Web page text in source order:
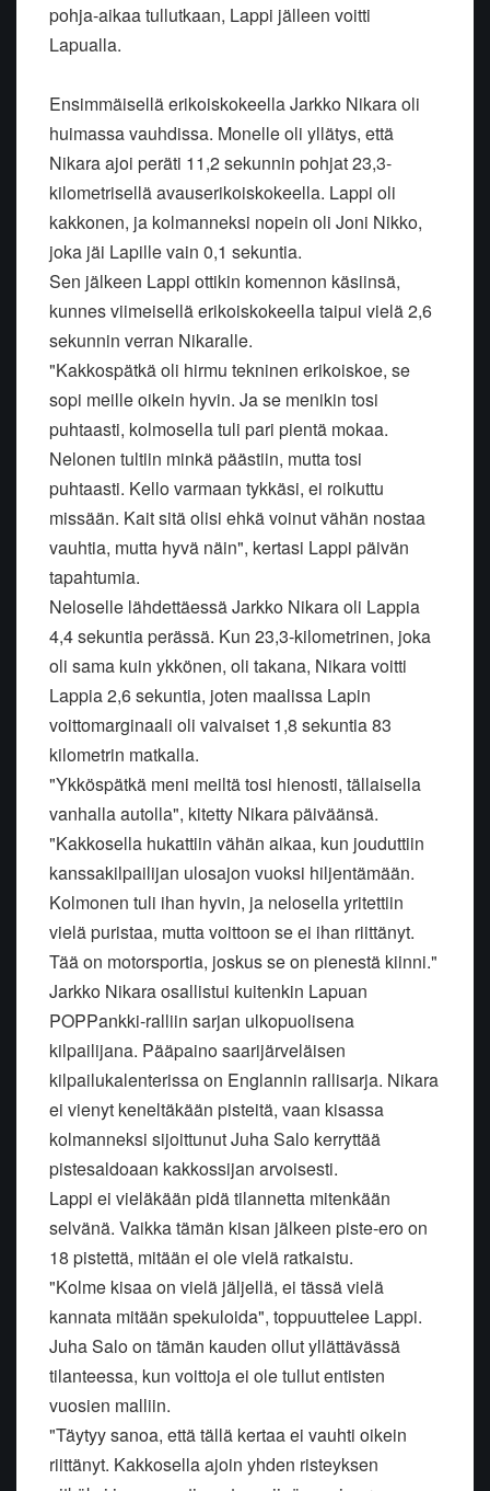
pohja-aikaa tullutkaan, Lappi jälleen voitti
Lapualla.
Ensimmäisellä erikoiskokeella Jarkko Nikara oli
huimassa vauhdissa. Monelle oli yllätys, että
Nikara ajoi peräti 11,2 sekunnin pohjat 23,3-
kilometrisellä avauserikoiskokeella. Lappi oli
kakkonen, ja kolmanneksi nopein oli Joni Nikko,
joka jäi Lapille vain 0,1 sekuntia.
Sen jälkeen Lappi ottikin komennon käsiinsä,
kunnes viimeisellä erikoiskokeella taipui vielä 2,6
sekunnin verran Nikaralle.
"Kakkospätkä oli hirmu tekninen erikoiskoe, se
sopi meille oikein hyvin. Ja se menikin tosi
puhtaasti, kolmosella tuli pari pientä mokaa.
Nelonen tultiin minkä päästiin, mutta tosi
puhtaasti. Kello varmaan tykkäsi, ei roikuttu
missään. Kait sitä olisi ehkä voinut vähän nostaa
vauhtia, mutta hyvä näin", kertasi Lappi päivän
tapahtumia.
Neloselle lähdettäessä Jarkko Nikara oli Lappia
4,4 sekuntia perässä. Kun 23,3-kilometrinen, joka
oli sama kuin ykkönen, oli takana, Nikara voitti
Lappia 2,6 sekuntia, joten maalissa Lapin
voittomarginaali oli vaivaiset 1,8 sekuntia 83
kilometrin matkalla.
"Ykköspätkä meni meiltä tosi hienosti, tällaisella
vanhalla autolla", kitetty Nikara päiväänsä.
"Kakkosella hukattiin vähän aikaa, kun jouduttiin
kanssakilpailijan ulosajon vuoksi hiljentämään.
Kolmonen tuli ihan hyvin, ja nelosella yritettiin
vielä puristaa, mutta voittoon se ei ihan riittänyt.
Tää on motorsportia, joskus se on pienestä kiinni."
Jarkko Nikara osallistui kuitenkin Lapuan
POPPankki-ralliin sarjan ulkopuolisena
kilpailijana. Pääpaino saarijärveläisen
kilpailukalenterissa on Englannin rallisarja. Nikara
ei vienyt keneltäkään pisteitä, vaan kisassa
kolmanneksi sijoittunut Juha Salo kerryttää
pistesaldoaan kakkossijan arvoisesti.
Lappi ei vieläkään pidä tilannetta mitenkään
selvänä. Vaikka tämän kisan jälkeen piste-ero on
18 pistettä, mitään ei ole vielä ratkaistu.
"Kolme kisaa on vielä jäljellä, ei tässä vielä
kannata mitään spekuloida", toppuuttelee Lappi.
Juha Salo on tämän kauden ollut yllättävässä
tilanteessa, kun voittoja ei ole tullut entisten
vuosien malliin.
"Täytyy sanoa, että tällä kertaa ei vauhti oikein
riittänyt. Kakkosella ajoin yhden risteyksen